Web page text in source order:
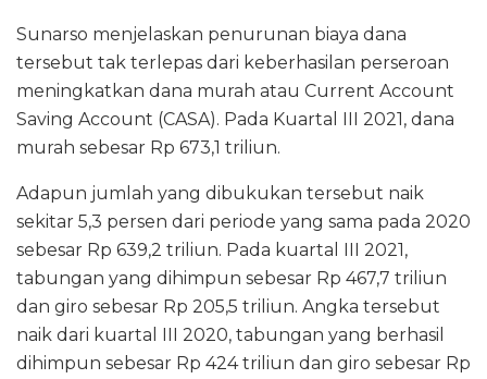
Sunarso menjelaskan penurunan biaya dana
tersebut tak terlepas dari keberhasilan perseroan
meningkatkan dana murah atau Current Account
Saving Account (CASA). Pada Kuartal III 2021, dana
murah sebesar Rp 673,1 triliun.
Adapun jumlah yang dibukukan tersebut naik
sekitar 5,3 persen dari periode yang sama pada 2020
sebesar Rp 639,2 triliun. Pada kuartal III 2021,
tabungan yang dihimpun sebesar Rp 467,7 triliun
dan giro sebesar Rp 205,5 triliun. Angka tersebut
naik dari kuartal III 2020, tabungan yang berhasil
dihimpun sebesar Rp 424 triliun dan giro sebesar Rp